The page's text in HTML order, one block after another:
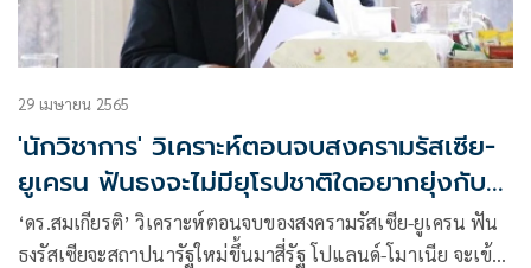
29 เมษายน 2565
'นักวิชาการ' วิเคราะห์ตอนจบสงครามรัสเซีย-
ยูเครน ฟันธงจะไม่มียุโรปชาติใดอยากยุ่งกับ
ยูเครน
‘ดร.สมเกียรติ’ วิเคราะห์ตอนจบของสงครามรัสเซีย-ยูเครน ฟัน
ธงรัสเซียจะสถาปนารัฐใหม่ขึ้นมาสี่รัฐ โปแลนด์-โมาเนีย จะเข้า